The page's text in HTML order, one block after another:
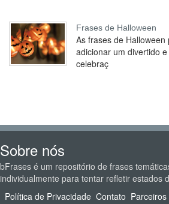
Frases de Halloween
As frases de
adicionar um divertido
celebraç
Sobre nós
bFrases é um repositório de frases
individualmente para tentar refletir estados
Política de Privacidade Contato Parceiros